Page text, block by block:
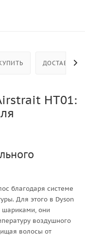
ДОСТАВКА
HT01:
благодаря системе
Для этого в Dyson
шариками, они
воздушного
волосы от